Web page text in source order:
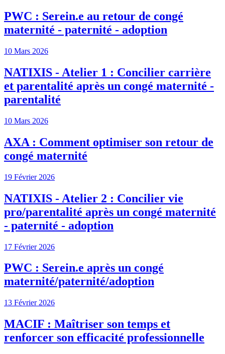
PWC : Serein.e au retour de congé
maternité - paternité - adoption
10 Mars 2026
NATIXIS - Atelier 1 : Concilier carrière
et parentalité après un congé maternité -
parentalité
10 Mars 2026
AXA : Comment optimiser son retour de
congé maternité
19 Février 2026
NATIXIS - Atelier 2 : Concilier vie
pro/parentalité après un congé maternité
- paternité - adoption
17 Février 2026
PWC : Serein.e après un congé
maternité/paternité/adoption
13 Février 2026
MACIF : Maîtriser son temps et
renforcer son efficacité professionnelle